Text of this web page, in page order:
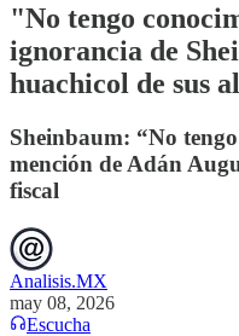
"No tengo
ignorancia de
huachicol de sus
Sheinbaum: “No
mención de Adán
fiscal
Analisis.MX
may 08, 2026
Escucha